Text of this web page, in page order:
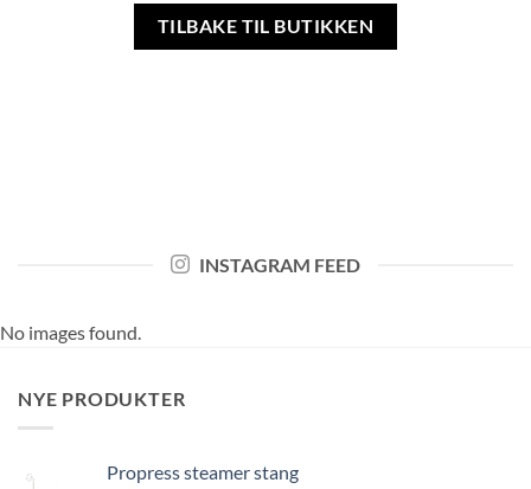
TILBAKE TIL BUTIKKEN
INSTAGRAM FEED
No images found.
NYE PRODUKTER
Propress steamer stang